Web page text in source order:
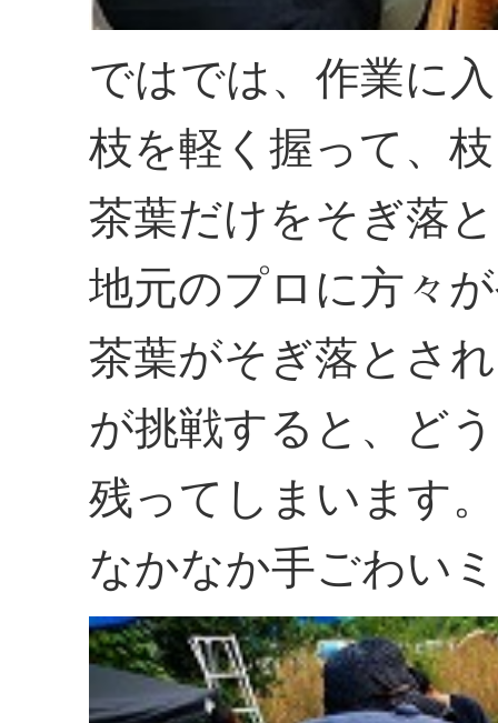
ではでは、作業に
枝を軽く握って、
茶葉だけをそぎ落
地元のプロに方々
茶葉がそぎ落とさ
が挑戦すると、ど
残ってしまいます。
なかなか手ごわい